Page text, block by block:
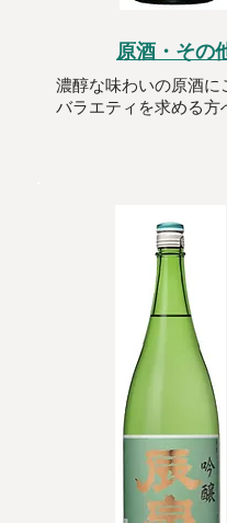
原酒・その
濃醇な味わいの原酒に
バラエティを求める方